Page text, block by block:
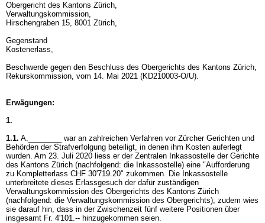
Obergericht des Kantons Zürich,
Verwaltungskommission,
Hirschengraben 15, 8001 Zürich,
Gegenstand
Kostenerlass,
Beschwerde gegen den Beschluss des Obergerichts des Kantons Zürich,
Rekurskommission, vom 14. Mai 2021 (KD210003-O/U).
Erwägungen:
1.
1.1. A.________ war an zahlreichen Verfahren vor Zürcher Gerichten und
Behörden der Strafverfolgung beteiligt, in denen ihm Kosten auferlegt
wurden. Am 23. Juli 2020 liess er der Zentralen Inkassostelle der Gerichte
des Kantons Zürich (nachfolgend: die Inkassostelle) eine "Aufforderung
zu Kompletterlass CHF 30'719.20" zukommen. Die Inkassostelle
unterbreitete dieses Erlassgesuch der dafür zuständigen
Verwaltungskommission des Obergerichts des Kantons Zürich
(nachfolgend: die Verwaltungskommission des Obergerichts); zudem wies
sie darauf hin, dass in der Zwischenzeit fünf weitere Positionen über
insgesamt Fr. 4'101.-- hinzugekommen seien.